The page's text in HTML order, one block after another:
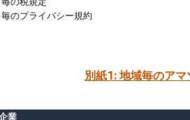
のプライバシー規約
別紙1: 地域毎のア
業